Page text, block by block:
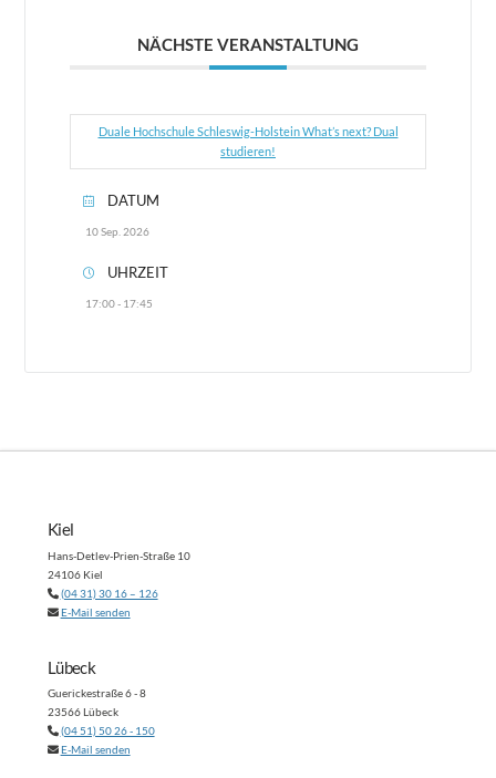
NÄCHSTE VERANSTALTUNG
Duale Hochschule Schleswig-Holstein What’s next? Dual
studieren!
DATUM
10 Sep. 2026
UHRZEIT
17:00 - 17:45
Kiel
Hans-Detlev-Prien-Straße 10
24106 Kiel
(04 31) 30 16 – 126
E-Mail senden
Lübeck
Guerickestraße 6 - 8
23566 Lübeck
(04 51) 50 26 - 150
E-Mail senden